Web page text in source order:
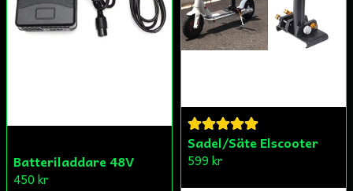
Batteriladdare 48V
450 kr
Sadel/Säte Elscooter
599 kr